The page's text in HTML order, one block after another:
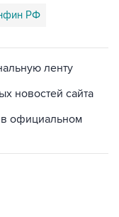
РФ
ленту
новостей сайта
в официальном